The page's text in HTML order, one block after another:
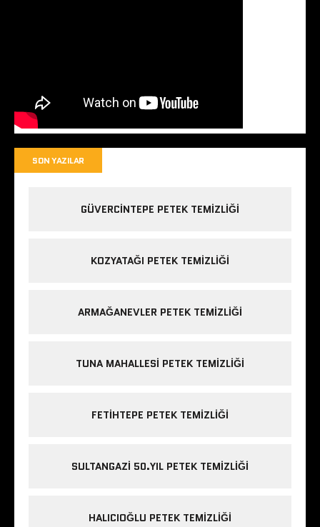
SON YAZILAR
GÜVERCINTEPE PETEK TEMIZLIĞI
KOZYATAĞI PETEK TEMIZLIĞI
ARMAĞANEVLER PETEK TEMIZLIĞI
TUNA MAHALLESI PETEK TEMIZLIĞI
FETIHTEPE PETEK TEMIZLIĞI
SULTANGAZI 50.YIL PETEK TEMIZLIĞI
HALICIOĞLU PETEK TEMIZLIĞI